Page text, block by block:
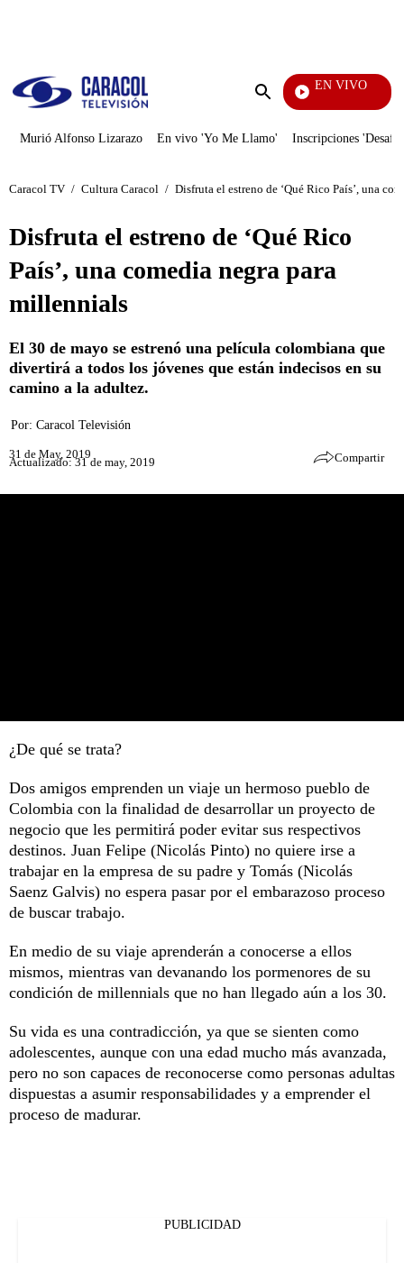
Enviar
EN VIVO
Rafael Orozco
Murió Alfonso Lizarazo En vivo 'Yo Me Llamo' Inscripciones
Caracol TV / Cultura Caracol / Disfruta el estreno de ‘Qué Rico País’, una
Disfruta el estreno de ‘Qué Rico
País’, una comedia negra para
millennials
El 30 de mayo se estrenó una película colombiana que
divertirá a todos los jóvenes que están indecisos en su
camino a la adultez.
Por: Caracol Televisión
31 de May, 2019
Actualizado: 31 de may, 2019 Compartir
¿De qué se trata?
Dos amigos emprenden un viaje un hermoso pueblo de
Colombia con la finalidad de desarrollar un proyecto de
negocio que les permitirá poder evitar sus respectivos
destinos. Juan Felipe (Nicolás Pinto) no quiere irse a
trabajar en la empresa de su padre y Tomás (Nicolás
Saenz Galvis) no espera pasar por el embarazoso proceso
de buscar trabajo.
En medio de su viaje aprenderán a conocerse a ellos
mismos, mientras van devanando los pormenores de su
condición de millennials que no han llegado aún a los 30.
Su vida es una contradicción, ya que se sienten como
adolescentes, aunque con una edad mucho más avanzada,
pero no son capaces de reconocerse como personas adultas
dispuestas a asumir responsabilidades y a emprender el
proceso de madurar.
PUBLICIDAD